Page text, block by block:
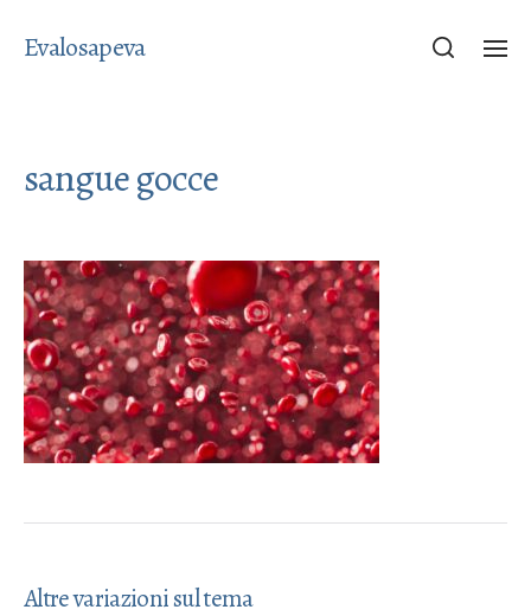
Evalosapeva
sangue gocce
Altre variazioni sul tema